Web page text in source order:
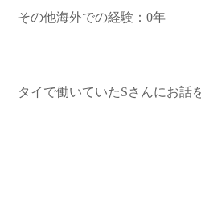
その他海外での経験：0年
タイで働いていたSさんにお話